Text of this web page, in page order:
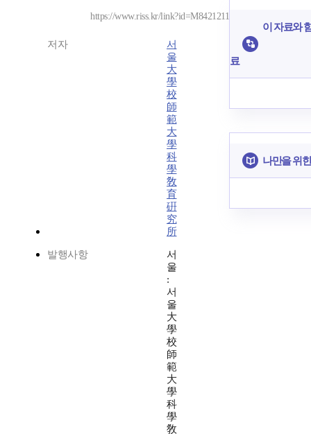
https://www.riss.kr/link?id=M8421211
저자
서
울
大
學
校
師
範
大
學
科
學
敎
育
硏
究
所
발행사항
서
울
:
서
울
大
學
校
師
範
大
學
科
學
敎
이 자료와
료
나만을 위